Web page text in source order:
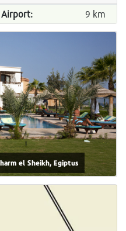
Airport: 9 km
el Sheikh, Egiptus